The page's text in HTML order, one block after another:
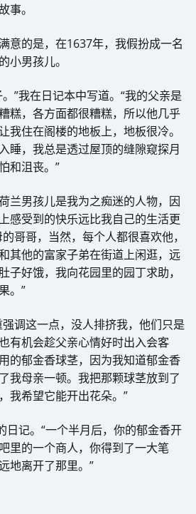
事。
意的是，在1637年，我假扮成一名
小男孩儿。
”我在日记本中写道。“我的父亲是
糕，各方面都很糟糕，所以他几乎
我住在阁楼的地板上，地板很冷。
睡，我总是透过屋顶的缝隙窥探月
和沮丧。”
兰男孩儿是我为之痴迷的人物，因
感受到的快乐远比我自己的生活更
哥哥，当然，每个人都很喜欢他，
其他的富家子弟在街道上闲逛，远
子好饿，我向花园里的园丁求助，
。”
调这一点，没人排挤我，他们只是
有机会趁父亲心情好时出入会客
的郁金香球茎，因为我知道郁金香
我母亲一顿。我把那颗球茎放到了
我希望它能开出花朵。”
日记。“一个半月后，你的郁金香开
里的一个商人，你得到了一大笔
地离开了那里。”